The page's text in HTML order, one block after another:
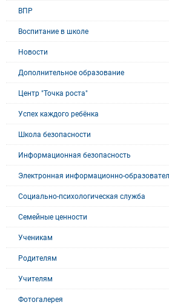
ВПР
Воспитание в школе
Новости
Дополнительное образование
Центр "Точка роста"
Успех каждого ребёнка
Школа безопасности
Информационная безопасность
Электронная информационно-
Социально-психологическая служба
Семейные ценности
Ученикам
Родителям
Учителям
Фотогалерея